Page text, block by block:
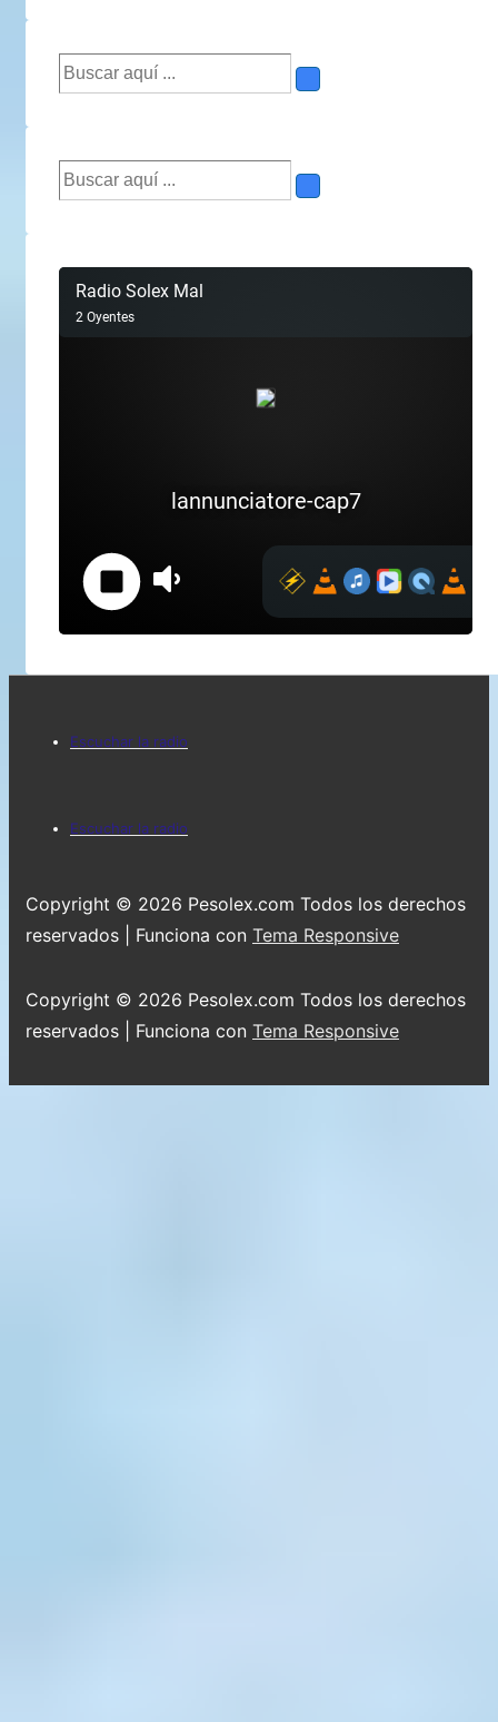
Buscar
por:
Buscar
por:
Menú
pie
página
Escuchar la radio
Menú
pie
de
página
Escuchar la radio
Copyright © 2026 Pesolex.com Todos los derechos
reservados
| Funciona con Tema Responsive
Copyright © 2026 Pesolex.com Todos los derechos
reservados
| Funciona con Tema Responsive